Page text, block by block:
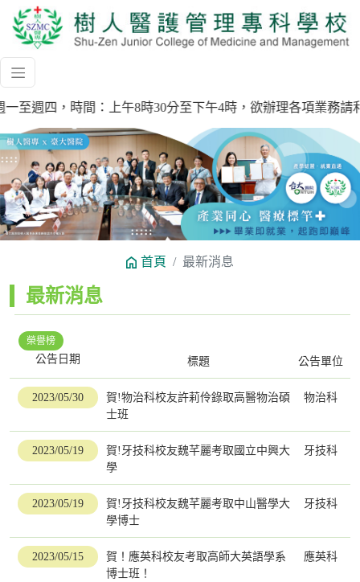
至週四，時間：上午8時30分至下午4時，欲辦理各項業務請
Previous Next
首頁 最新消息
最新消息
榮譽榜
公告日期 標題 公告單位
2023/05/30
賀!物治科校友許莉伶錄取高醫物治碩
士班
物治科
2023/05/19
賀!牙技科校友魏芊麗考取國立中興大
學
牙技科
2023/05/19
賀!牙技科校友魏芊麗考取中山醫學大
學博士
牙技科
2023/05/15
賀！應英科校友考取高師大英語學系
博士班！
應英科